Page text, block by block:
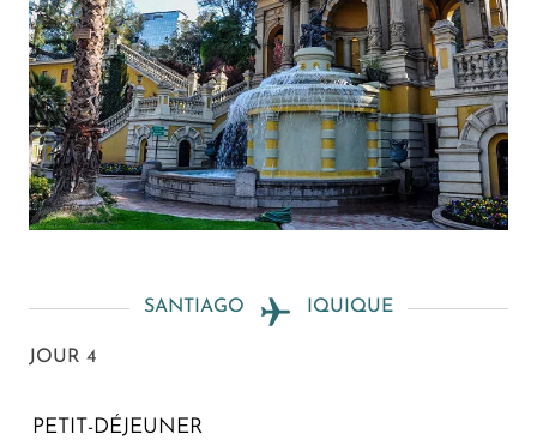
SANTIAGO IQUIQUE
JOUR 4
PETIT-DÉJEUNER